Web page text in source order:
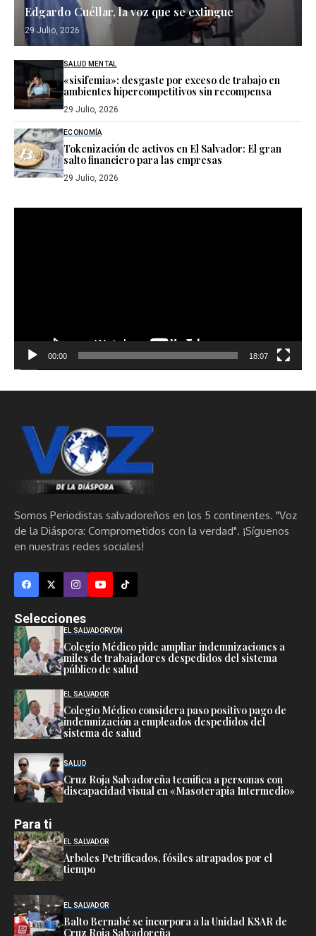
Edgardo Cuéllar, la voz que se extingue
29 Julio, 2026
SALUD MENTAL
«sisifemia»: desgaste por exceso de trabajo en
ambientes hipercompetitivos sin recompensa
29 Julio, 2026
ECONOMÍA
Tokenización de activos en El Salvador: El gran
salto financiero para las empresas
29 Julio, 2026
00:00 18:07
Somos Periodistas salvadoreños en los 5 continentes. "Voz
de la Diáspora: Comprometidos con la verdad". ¡Síguenos
en nuestras redes sociales!
Selecciones
EL SALVADORVDN
Colegio Médico pide ampliar indemnizaciones a
miles de trabajadores despedidos del sistema
público de salud
EL SALVADOR
Colegio Médico considera paso positivo pago de
indemnización a empleados despedidos del
sistema de salud
SALUD
Cruz Roja Salvadoreña tecnifica a personas con
discapacidad visual en «Masoterapia Intermedio»
Para ti
EL SALVADOR
Árboles Petrificados, fósiles atrapados por el
tiempo
EL SALVADOR
Balto Bernabé se incorpora a la Unidad KSAR de
Cruz Roja Salvadoreña